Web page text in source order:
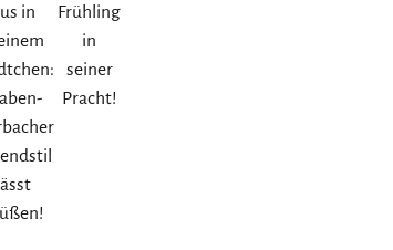
in
lässt
Frühling
in
seiner
Pracht!